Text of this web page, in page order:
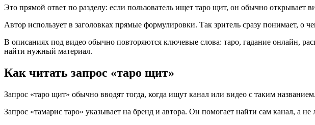
Это прямой ответ по разделу: если пользователь ищет таро щит, он обычно открывает
Автор использует в заголовках прямые формулировки. Так зритель сразу понимает, о
В описаниях под видео обычно повторяются ключевые слова: таро, гадание онлайн,
найти нужный материал.
Как читать запрос «таро щит»
Запрос «таро щит» обычно вводят тогда, когда ищут канал или видео с таким
Запрос «тамарис таро» указывает на бренд и автора. Он помогает найти сам канал, а